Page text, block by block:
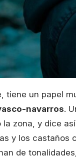
tiene un papel
navarros.
zona, y dice
y los castaños
de